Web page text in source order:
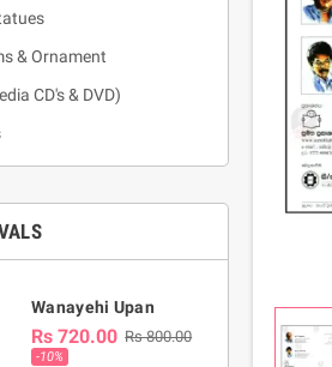
& Ornament
CD's & DVD)
Wanayehi Upan
Rs 720.00 Rs 800.00
-10%